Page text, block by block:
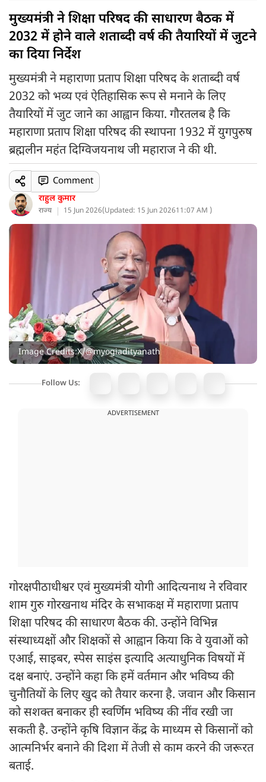
मुख्यमंत्री ने शिक्षा परिषद की साधारण बैठक में
2032 में होने वाले शताब्दी वर्ष की तैयारियों में जुटने
का दिया निर्देश
मुख्यमंत्री ने महाराणा प्रताप शिक्षा परिषद के शताब्दी वर्ष
2032 को भव्य एवं ऐतिहासिक रूप से मनाने के लिए
तैयारियों में जुट जाने का आह्वान किया. गौरतलब है कि
महाराणा प्रताप शिक्षा परिषद की स्थापना 1932 में युगपुरुष
ब्रह्मलीन महंत दिग्विजयनाथ जी महाराज ने की थी.
राहुल कुमार
राज्य 15 Jun 2026(Updated: 15 Jun 202611:07 AM )
Comment
Image Credits:X/@myogiadityanath
Follow Us:
ADVERTISEMENT
गोरक्षपीठाधीश्वर एवं मुख्यमंत्री योगी आदित्यनाथ ने रविवार
शाम गुरु गोरखनाथ मंदिर के सभाकक्ष में महाराणा प्रताप
शिक्षा परिषद की साधारण बैठक की. उन्होंने विभिन्न
संस्थाध्यक्षों और शिक्षकों से आह्वान किया कि वे युवाओं को
एआई, साइबर, स्पेस साइंस इत्यादि अत्याधुनिक विषयों में
दक्ष बनाएं. उन्होंने कहा कि हमें वर्तमान और भविष्य की
चुनौतियों के लिए खुद को तैयार करना है. जवान और किसान
को सशक्त बनाकर ही स्वर्णिम भविष्य की नींव रखी जा
सकती है. उन्होंने कृषि विज्ञान केंद्र के माध्यम से किसानों को
आत्मनिर्भर बनाने की दिशा में तेजी से काम करने की जरूरत
बताई.